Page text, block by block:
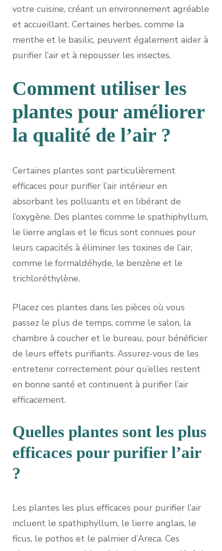
votre cuisine, créant un environnement agréable
et accueillant. Certaines herbes, comme la
menthe et le basilic, peuvent également aider à
purifier l’air et à repousser les insectes.
Comment utiliser les
plantes pour améliorer
la qualité de l’air ?
Certaines plantes sont particulièrement
efficaces pour purifier l’air intérieur en
absorbant les polluants et en libérant de
l’oxygène. Des plantes comme le spathiphyllum,
le lierre anglais et le ficus sont connues pour
leurs capacités à éliminer les toxines de l’air,
comme le formaldéhyde, le benzène et le
trichloréthylène.
Placez ces plantes dans les pièces où vous
passez le plus de temps, comme le salon, la
chambre à coucher et le bureau, pour bénéficier
de leurs effets purifiants. Assurez-vous de les
entretenir correctement pour qu’elles restent
en bonne santé et continuent à purifier l’air
efficacement.
Quelles plantes sont les plus
efficaces pour purifier l’air
?
Les plantes les plus efficaces pour purifier l’air
incluent le spathiphyllum, le lierre anglais, le
ficus, le pothos et le palmier d’Areca. Ces